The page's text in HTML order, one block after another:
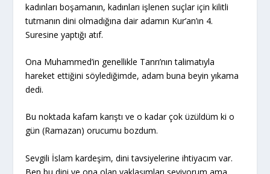
kadınları boşamanın, kadınları işlenen suçlar için kilitli
tutmanın dini olmadığına dair adamın Kur’an’ın 4.
Suresine yaptığı atıf.
Ona Muhammed’in genellikle Tanrı’nın talimatıyla
hareket ettiğini söylediğimde, adam buna beyin yıkama
dedi.
Bu noktada kafam karıştı ve o kadar çok üzüldüm ki o
gün (Ramazan) orucumu bozdum.
Sevgili İslam kardeşim, dini tavsiyelerine ihtiyacım var.